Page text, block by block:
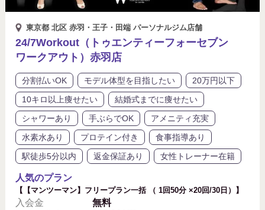
子連れ可能 手ぶらでOK 水素水あり
結婚式までに痩せたい 返金保証あり
食事指導あり 駅徒歩5分以内
高級プライベートジム
東京都 北区 赤羽・王子・田端 パーソナルジム店舗
24/7Workout（トゥエンティーフォーセブン
ワークアウト）赤羽店
分割払いOK モデル体型を目指したい
20万円以下
10キロ以上痩せたい
結婚式までに痩せたい
シャワーあり
手ぶらでOK
アメニティ充実
水素水あり
プロテイン付き
食事指導あり
駅徒歩5分以内
返金保証あり 女性トレーナー在籍
人気のプラン
【【マンツーマン】フリープラン一括 （ 1回50分 ×20回/30日）】
入会金
無料